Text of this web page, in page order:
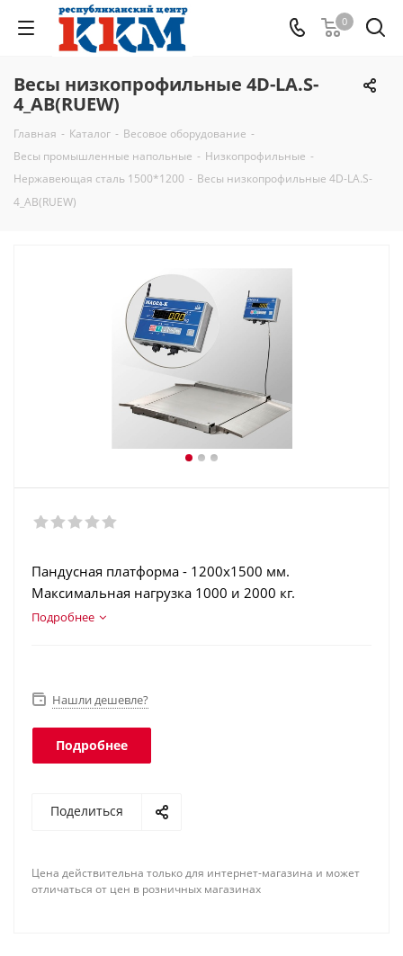
0
Весы низкопрофильные 4D-LA.S-
4_AB(RUEW)
Главная - Каталог - Весовое оборудование -
Весы промышленные напольные - Низкопрофильные -
Нержавеющая сталь 1500*1200 - Весы низкопрофильные 4D-LA.S-
4_AB(RUEW)
Пандусная платформа - 1200х1500 мм.
Максимальная нагрузка 1000 и 2000 кг.
Нержавеющая сталь. Терминал в корпусе из
Подробнее
Нашли дешевле?
Подробнее
Поделиться
Цена действительна только для интернет-магазина и может
отличаться от цен в розничных магазинах